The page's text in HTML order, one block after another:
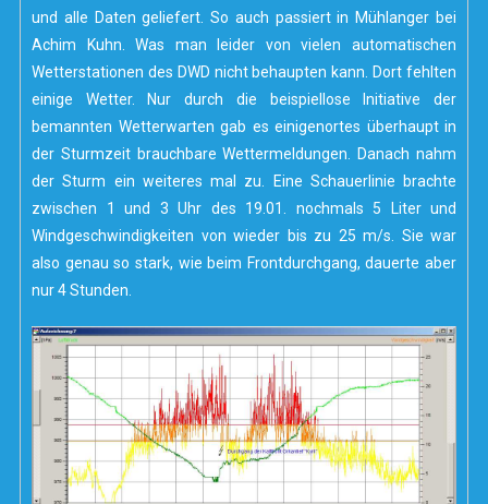
und alle Daten geliefert. So auch passiert in Mühlanger bei
Achim Kuhn. Was man leider von vielen automatischen
Wetterstationen des DWD nicht behaupten kann. Dort fehlten
einige Wetter. Nur durch die beispiellose Initiative der
bemannten Wetterwarten gab es einigenortes überhaupt in
der Sturmzeit brauchbare Wettermeldungen. Danach nahm
der Sturm ein weiteres mal zu. Eine Schauerlinie brachte
zwischen 1 und 3 Uhr des 19.01. nochmals 5 Liter und
Windgeschwindigkeiten von wieder bis zu 25 m/s. Sie war
also genau so stark, wie beim Frontdurchgang, dauerte aber
nur 4 Stunden.